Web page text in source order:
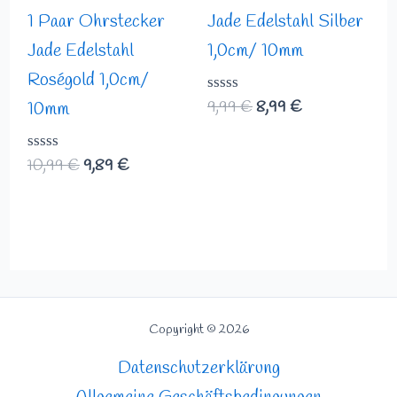
1 Paar Ohrstecker
Jade Edelstahl
Roségold 1,0cm/
10mm
Bewertet
mit
10,99€9,89 €
Jade Edelstahl Silber
1,0cm/ 10mm
Bewertet
mit
9,99€8,99 €
Copyright © 2026
Datenschutzerklärung